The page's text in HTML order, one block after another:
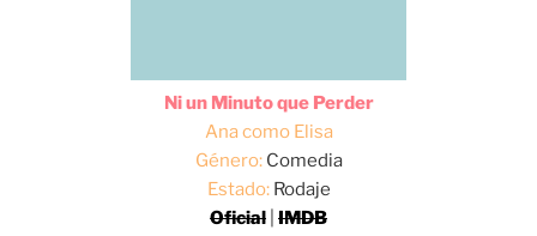
Ni un Minuto que Perder
Ana como Elisa
Género:Comedia
Estado:Rodaje
Oficial IMDB